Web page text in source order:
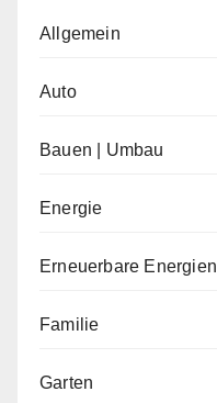
Allgemein
Auto
Bauen | Umbau
Energie
Erneuerbare Energien
Familie
Garten